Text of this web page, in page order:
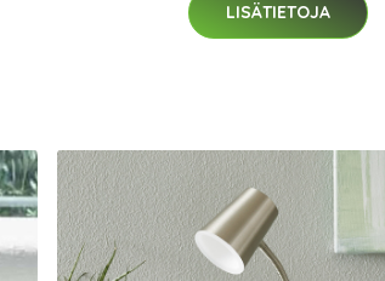
LISÄTIETOJA